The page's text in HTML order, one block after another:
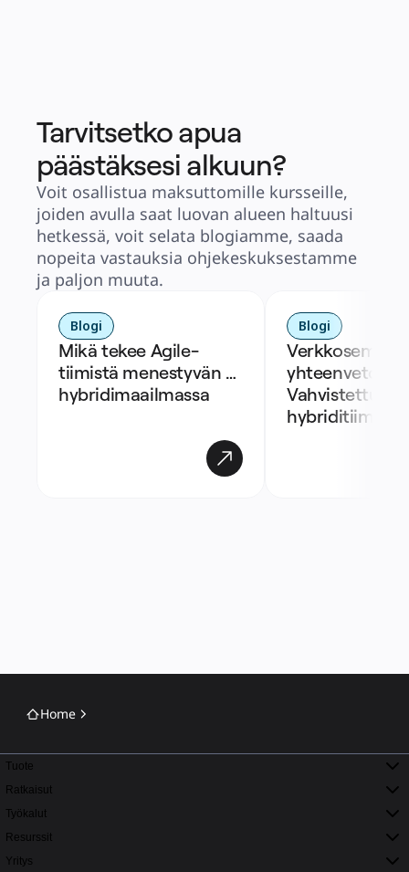
Tarvitsetko apua
päästäksesi alkuun?
Voit osallistua maksuttomille kursseille,
joiden avulla saat luovan alueen haltuusi
hetkessä, voit selata blogiamme, saada
nopeita vastauksia ohjekeskuksestamme
ja paljon muuta.
Blogi
Mikä tekee Agile-
tiimistä menestyvän
hybridimaailmassa
Blogi
yhteenveto:
Vahvistettu
hybriditiimeille
Home
Tuote
Ratkaisut
Työkalut
Resurssit
Yritys